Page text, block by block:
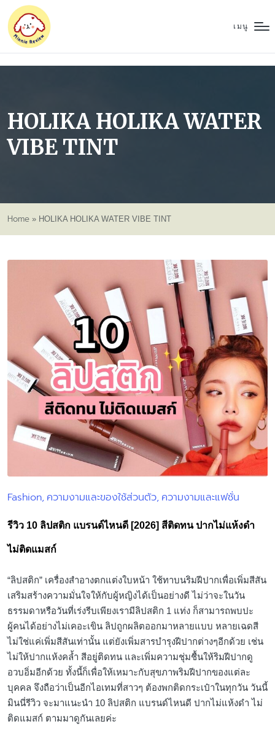
เมนู
HOLIKA HOLIKA WATER
VIBE TINT
Home » HOLIKA HOLIKA WATER VIBE TINT
Posted
Fashion ความงามและของใช้ส่วนตัว ความงามและแฟชั่น
รีวิว 10 ลิปสติก แบรนด์ไหนดี [2026] สีติดทน ปากไม่แห้งดำ
ไม่ติดแมสก์
“ลิปสติก” เครื่องสำอางตกแต่งใบหน้า ใช้ทาบนริมฝีปากเพื่อเพิ่มสีสัน
เสริมสร้างความมั่นใจให้กับผู้หญิงได้เป็นอย่างดี ไม่ว่าจะในวัน
ธรรมดาหรือวันที่เร่งรีบเพียงเรามีลิปสติก 1 แท่ง ก็สามารถพบปะ
ผู้คนได้อย่างไม่เคอะเขิน ลิปถูกผลิตออกมาหลายแบบ หลายเฉดสี
ไม่ใช่แค่เพิ่มสีสันเท่านั้น แต่ยังเพิ่มสารบำรุงฝีปากต่างๆอีกด้วย เช่น
ไม่ให้ปากแห้งคล้ำ สีอยู่ติดทน และเพิ่มความชุ่มชื้นให้ริมฝีปากดู
อวบอิ่มอีกด้วย ทั้งนี้ก็เพื่อให้เหมาะกับสุขภาพริมฝีปากของแต่ละ
บุคคล จึงถือว่าเป็นอีกไอเทมที่สาวๆ ต้องพกติดกระเป๋าในทุกวัน วันนี้
มินนี่รีวิว จะมาแนะนำ 10 ลิปสติก แบรนด์ไหนดี ปากไม่แห้งดำ ไม่
ติดแมสก์ ตามมาดูกันเลยค่ะ